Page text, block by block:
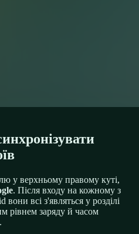
у верхньому правому куті,
. Після входу на кожному з
всі з'являться у розділі
рівнем заряду й часом